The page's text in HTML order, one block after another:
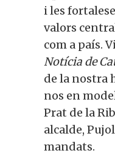
i les
valors
com a país.
Notícia de
de la nostra
nos en
Prat de la
alcalde,
mandats.